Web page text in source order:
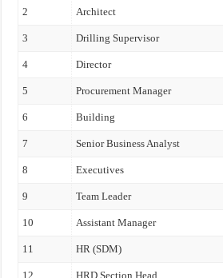
2 Architect
3 Drilling Supervisor
4 Director
5 Procurement Manager
6 Building
7 Senior Business Analyst
8 Executives
9 Team Leader
10 Assistant Manager
11 HR (SDM)
12 HRD Section Head